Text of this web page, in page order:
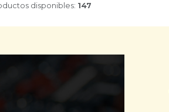
disponibles: 147